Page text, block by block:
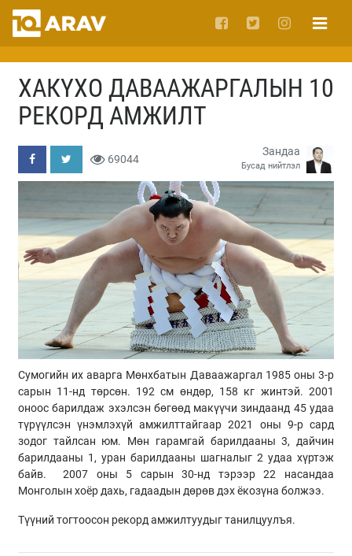
ХАКҮХО ДАВААЖАРГАЛЫН 10
РЕКОРД АМЖИЛТ
69044
Зандаа
Бусад нийтлэл
Сумогийн их аварга Мөнхбатын Даваажаргал 1985 оны 3-р
сарын 11-нд төрсөн. 192 см өндөр, 158 кг жинтэй. 2001
оноос барилдаж эхэлсэн бөгөөд макүүчи зиндаанд 45 удаа
түрүүлсэн үнэмлэхүй амжилттайгаар 2021 оны 9-р сард
зодог тайлсан юм. Мөн гарамгай барилдааны 3, дайчин
барилдааны 1, уран барилдааны шагналыг 2 удаа хүртэж
байв. 2007 оны 5 сарын 30-нд тэрээр 22 насандаа
Монголын хоёр дахь, гадаадын дөрөв дэх ёкозүна болжээ.
Түүний тогтоосон рекорд амжилтуудыг танилцуулъя.